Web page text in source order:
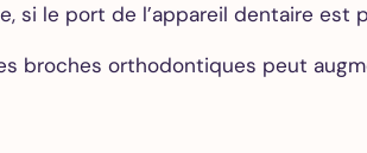
si le port de l’appareil dentaire
broches orthodontiques peut